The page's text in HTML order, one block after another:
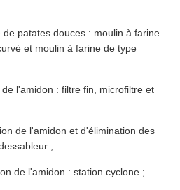
patates douces : moulin à farine
et moulin à farine de type
l'amidon : filtre fin, microfiltre et
de l'amidon et d'élimination des
;
de l'amidon : station cyclone ;